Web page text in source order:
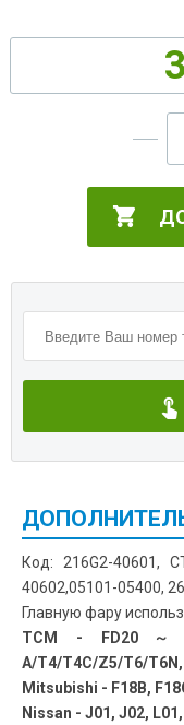
Код: 216G2-40601,
40602,05101-05400,
Главную фару
TCM - FD20～
A/T4/T4C/Z5/T6/
Mitsubishi - F18B,
Nissan - J01, J02,